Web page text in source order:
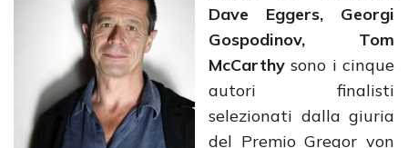
Dave Eggers, Georgi
Gospodinov, Tom
McCarthy sono i cinque
autori finalisti
selezionati dalla giuria
del Premio Gregor von